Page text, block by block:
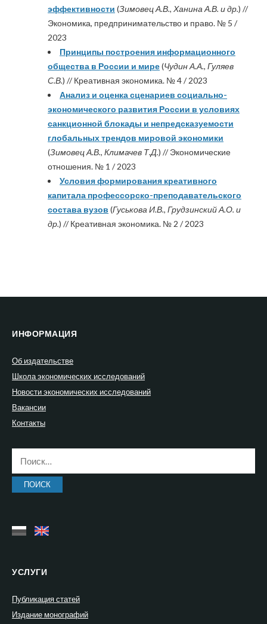
эффективности (Зимовец А.В., Ханина А.В. и др.) //
Экономика, предпринимательство и право. № 5 /
2023
Принципы построения информационного
общества в России и мире(Чудин А.А., Гуляев
С.В.) // Креативная экономика. № 4 / 2023
Анализ и оценка сценариев социально-
экономического развития России в условиях
санкционной блокады и непредсказуемости
глобальных трендов мировой экономики
(Зимовец А.В., Климачев Т.Д.) // Экономические
отношения. № 1 / 2023
Условия формирования креативного
капитала профессорско-преподавательского
состава вузов (Гуськова И.В., Грудзинский А.О. и
др.) // Креативная экономика. № 2 / 2023
ИНФОРМАЦИЯ
Об издательстве
Школа экономических исследований
Новости экономических исследований
Вакансии
Контакты
УСЛУГИ
Публикация статей
Издание монографий